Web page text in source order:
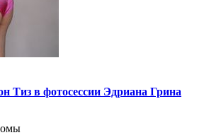
Тиз в фотосессии Эдриана Грина